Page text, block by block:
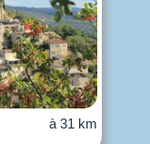
à 31 km